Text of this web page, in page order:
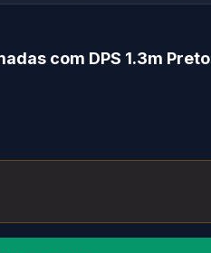
com DPS 1.3m Preto